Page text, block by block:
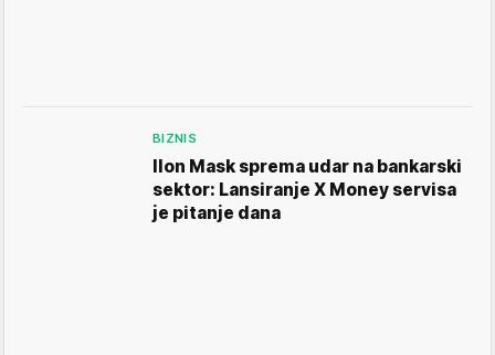
BIZNIS
Ilon Mask sprema udar na bankarski
sektor: Lansiranje X Money servisa
je pitanje dana